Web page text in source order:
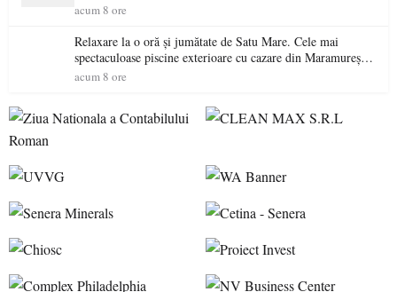
acum 8 ore
Relaxare la o oră și jumătate de Satu Mare. Cele mai
spectaculoase piscine exterioare cu cazare din Maramureș,
ideale pentru o escapadă de vară
acum 8 ore